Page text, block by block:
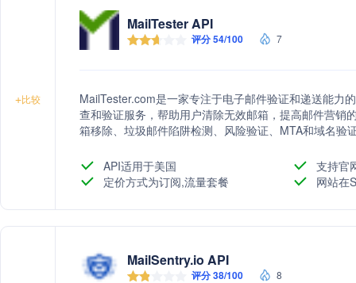
+比较
MailTester API
评分 54/100 7
MailTester.com是一家专注于电子邮件验证和递送能力
查和验证服务，帮助用户清除无效邮箱，提高邮件营销
箱移除、垃圾邮件陷阱检测、风险验证、MTA和域名验
API适用于美国
支持官
定价方式为订阅,流量套餐
网站在
MailSentry.io API
评分 38/100 8